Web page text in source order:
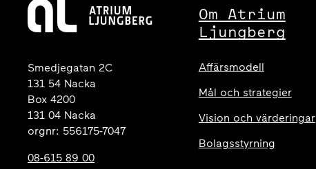
Smedjegatan 2C
131 54 Nacka
Box 4200
131 04 Nacka
orgnr: 556175-7047
08-615 89 00
Om Atrium
Ljungberg
Affärsmodell
Mål och strategier
Vision och värderingar
Bolagsstyrning